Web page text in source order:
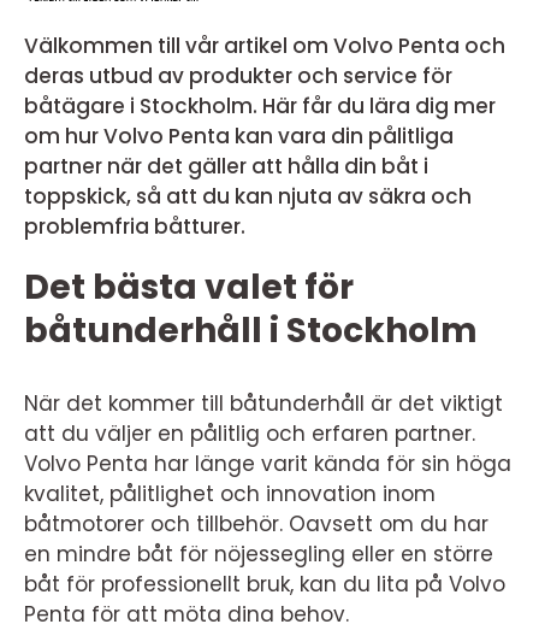
Välkommen till vår artikel om Volvo Penta och
deras utbud av produkter och service för
båtägare i Stockholm. Här får du lära dig mer
om hur Volvo Penta kan vara din pålitliga
partner när det gäller att hålla din båt i
toppskick, så att du kan njuta av säkra och
problemfria båtturer.
Det bästa valet för
båtunderhåll i Stockholm
När det kommer till båtunderhåll är det viktigt
att du väljer en pålitlig och erfaren partner.
Volvo Penta har länge varit kända för sin höga
kvalitet, pålitlighet och innovation inom
båtmotorer och tillbehör. Oavsett om du har
en mindre båt för nöjessegling eller en större
båt för professionellt bruk, kan du lita på Volvo
Penta för att möta dina behov.